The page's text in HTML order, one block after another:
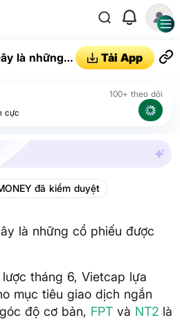
là những
Tải App
cực
100+ theo dõi
đã kiểm duyệt
là những cổ phiếu được
tháng 6, Vietcap lựa
mục tiêu giao dịch ngắn
độ cơ bản, FPT và NT2 là